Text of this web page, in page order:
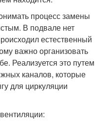
процесс замены
В подвале нет
естественный
важно организовать
Реализуется это путем
каналов, которые
для циркуляции